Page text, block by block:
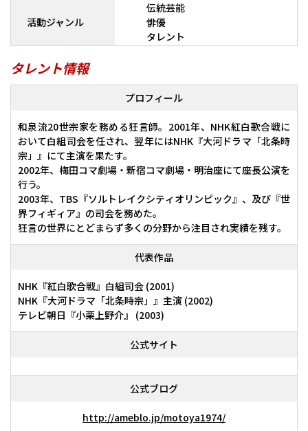
活動ジャンル
伝統芸能
俳優
タレント
タレント情報
プロフィール
和泉流20世宗家を務める狂言師。2001年、NHK紅白歌合戦に
おいて白組司会を任され、翌年にはNHK『大河ドラマ「北条時
宗」』にて主演を果たす。
2002年、梅田コマ劇場・新宿コマ劇場・明治座にて座長公演を
行う。
2003年、TBS『ソルトレイクシティオリンピック』、及び『世
界フィギィア』の司会を務めた。
狂言の世界にとどまらず多くの分野から注目され実績を残す。
代表作品
NHK『紅白歌合戦』白組司会 (2001)
NHK『大河ドラマ「北条時宗」』主演 (2002)
テレビ朝日『小栗上野介』 (2003)
公式サイト
公式ブログ
http://ameblo.jp/motoya1974/